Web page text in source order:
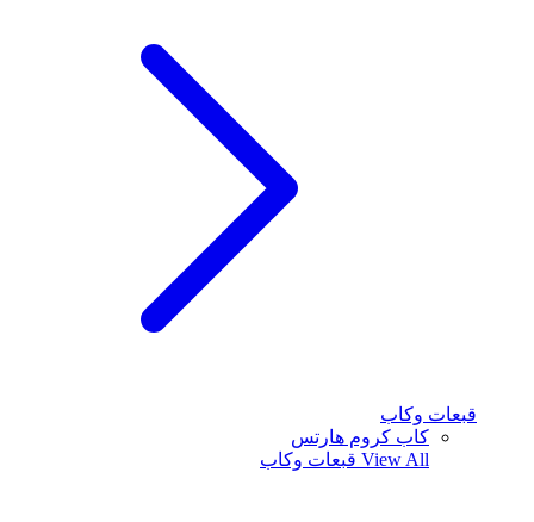
قبعات وكاب
كاب كروم هارتس
View All قبعات وكاب